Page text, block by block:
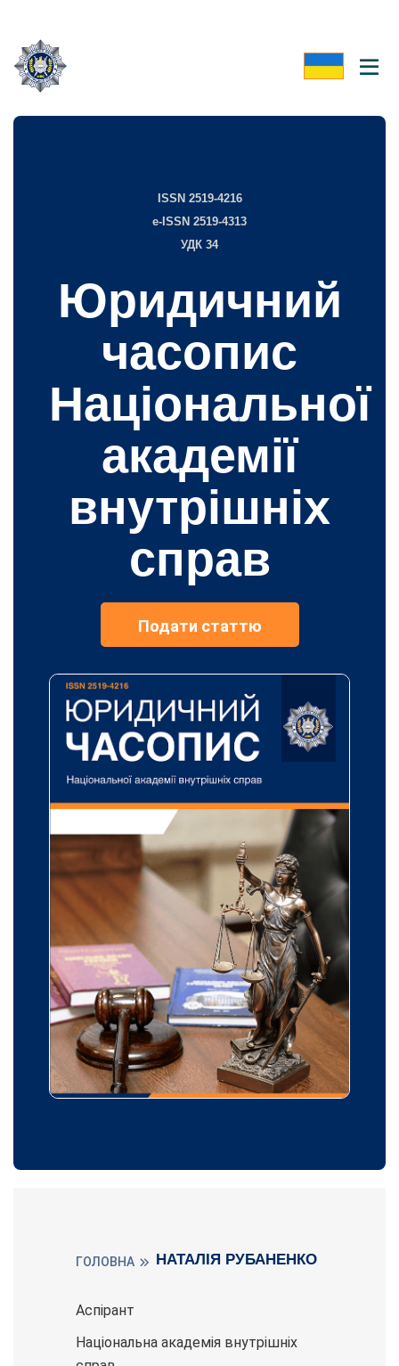
ISSN 2519-4216
e-ISSN 2519-4313
УДК 34
Юридичний
часопис
Національної
академії
внутрішніх
справ
Подати статтю
ГОЛОВНА НАТАЛІЯ РУБАНЕНКО
Аспірант
Національна академія внутрішніх